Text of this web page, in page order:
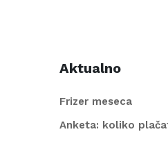
Aktualno
Frizer meseca
Anketa: koliko